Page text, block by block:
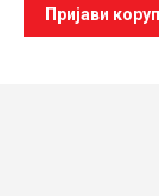
Пријави